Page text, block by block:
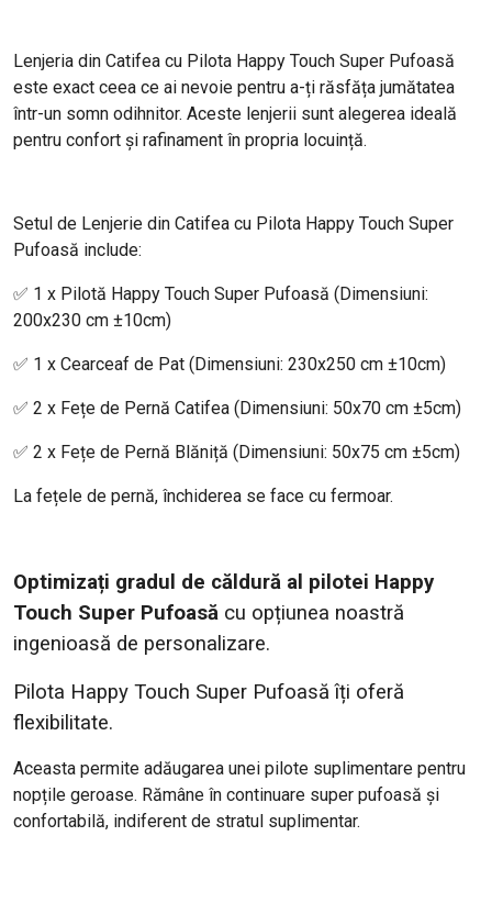
Lenjeria din Catifea cu Pilota Happy Touch Super Pufoasă
este exact ceea ce ai nevoie pentru a-ți răsfăța jumătatea
într-un somn odihnitor. Aceste lenjerii sunt alegerea ideală
pentru confort și rafinament în propria locuință.
Setul de Lenjerie din Catifea cu Pilota Happy Touch Super
Pufoasă include:
✅ 1 x Pilotă Happy Touch Super Pufoasă (Dimensiuni:
200x230 cm ±10cm)
✅ 1 x Cearceaf de Pat (Dimensiuni: 230x250 cm ±10cm)
✅ 2 x Fețe de Pernă Catifea (Dimensiuni: 50x70 cm ±5cm)
✅ 2 x Fețe de Pernă Blăniță (Dimensiuni: 50x75 cm ±5cm)
La fețele de pernă, închiderea se face cu fermoar.
Optimizați gradul de căldură al pilotei Happy
Touch Super Pufoasă cu opțiunea noastră
ingenioasă de personalizare.
Pilota Happy Touch Super Pufoasă îți oferă
flexibilitate.
Aceasta permite adăugarea unei pilote suplimentare pentru
nopțile geroase. Rămâne în continuare super pufoasă și
confortabilă, indiferent de stratul suplimentar.